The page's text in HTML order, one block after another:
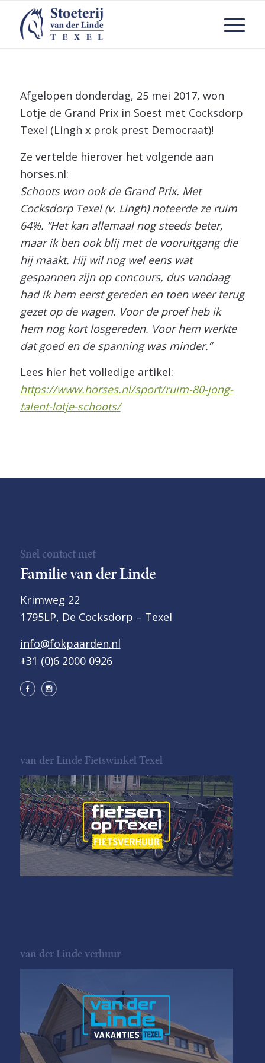
Afgelopen donderdag, 25 mei 2017, won
Lotje de Grand Prix in Soest met Cocksdorp
Texel (Lingh x prok prest Democraat)!
Ze vertelde hierover het volgende aan
horses.nl:
Schoots won ook de Grand Prix. Met
Cocksdorp Texel (v. Lingh) noteerde ze ruim
64%. “Het kan allemaal nog steeds beter,
maar ik ben ook blij met de vooruitgang die
hij maakt. Hij wil nog wel eens wat
gespannen zijn op concours, dus vandaag
had ik hem eerst gereden en toen weer terug
gezet op de wagen. Voor de proef heb ik
hem nog kort losgereden. Voor hem werkte
dat goed en de spanning was minder.”
Lees hier het volledige artikel:
https://www.horses.nl/sport/ruim-80-jong-
talent-lotje-schoots/
Snel contact met
Familie van der Linde
Krimweg 22
1795LP, De Cocksdorp – Texel
info@fokpaarden.nl
+31 (0)6 2000 0926
van der Linde Fietswinkel Texel
van der Linde verhuur